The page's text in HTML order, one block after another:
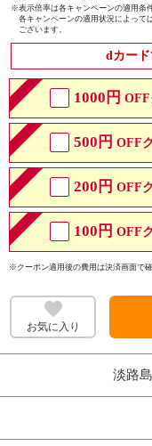
※表示倍率は各キャンペーンの適用条
各キャンペーンの適用状況によって
ございます。
dカー
1000円
500円 OFF
200円 OFF
100円 OFF
※クーポン適用後の費用は決済画面で
お気に入り
淡路